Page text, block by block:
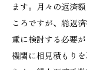
ます。月々の返済
ころですが、総返
重に検討する必要
機関に相見積もり